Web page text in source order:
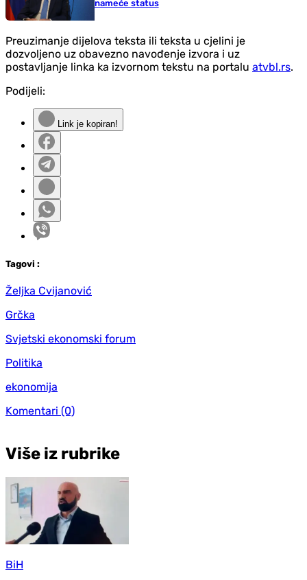
nameće status
Preuzimanje dijelova teksta ili teksta u cjelini je
dozvoljeno uz obavezno navođenje izvora i uz
postavljanje linka ka izvornom tekstu na portalu atvbl.rs.
Podijeli:
Link je kopiran!
Tagovi :
Željka Cvijanović
Grčka
Svjetski ekonomski forum
Politika
ekonomija
Komentari (0)
Više iz rubrike
BiH